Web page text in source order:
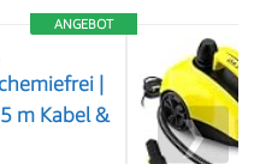
ANGEBOT
|
m Kabel &
❯